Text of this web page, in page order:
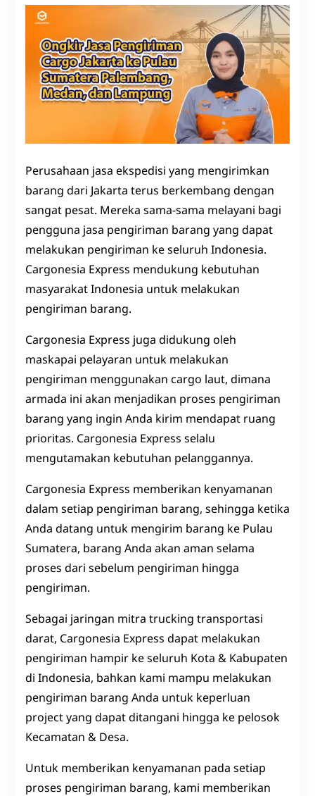
Perusahaan jasa ekspedisi yang mengirimkan
barang dari Jakarta terus berkembang dengan
sangat pesat. Mereka sama-sama melayani bagi
pengguna jasa pengiriman barang yang dapat
melakukan pengiriman ke seluruh Indonesia.
Cargonesia Express mendukung kebutuhan
masyarakat Indonesia untuk melakukan
pengiriman barang.
Cargonesia Express juga didukung oleh
maskapai pelayaran untuk melakukan
pengiriman menggunakan cargo laut, dimana
armada ini akan menjadikan proses pengiriman
barang yang ingin Anda kirim mendapat ruang
prioritas. Cargonesia Express selalu
mengutamakan kebutuhan pelanggannya.
Cargonesia Express memberikan kenyamanan
dalam setiap pengiriman barang, sehingga ketika
Anda datang untuk mengirim barang ke Pulau
Sumatera, barang Anda akan aman selama
proses dari sebelum pengiriman hingga
pengiriman.
Sebagai jaringan mitra trucking transportasi
darat, Cargonesia Express dapat melakukan
pengiriman hampir ke seluruh Kota & Kabupaten
di Indonesia, bahkan kami mampu melakukan
pengiriman barang Anda untuk keperluan
project yang dapat ditangani hingga ke pelosok
Kecamatan & Desa.
Untuk memberikan kenyamanan pada setiap
proses pengiriman barang, kami memberikan